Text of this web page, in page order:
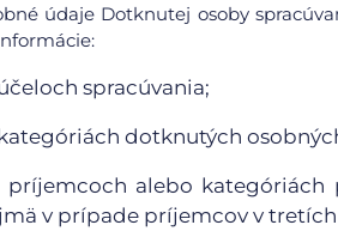
údaje Dotknutej osoby
spracúvania;
dotknutých
alebo
v prípade príjemcov v